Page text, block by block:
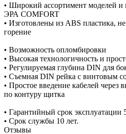
• Широкий ассортимент моделей и
ЭРА COMFORT
• Изготовлены из ABS пластика,
горение
• Возможность опломбировки
• Высокая технологичность и
• Регулируемая глубина DIN для
• Съемная DIN рейка с винтовым
• Простое введение кабелей через
по контуру щитка
• Гарантийный срок эксплуатации
• Срок службы 10 лет.
Отзывы